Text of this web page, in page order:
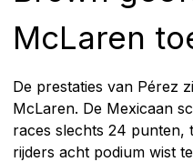
McLaren
De prestaties van Pérez
McLaren. De Mexicaan
races slechts 24 punten,
rijders acht podium wist